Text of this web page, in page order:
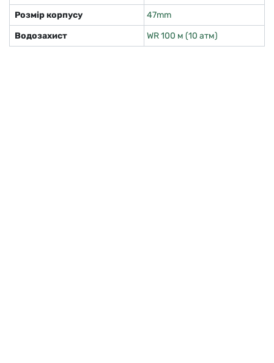
Розмір корпусу
47mm
Водозахист
WR 100 м (10 атм)